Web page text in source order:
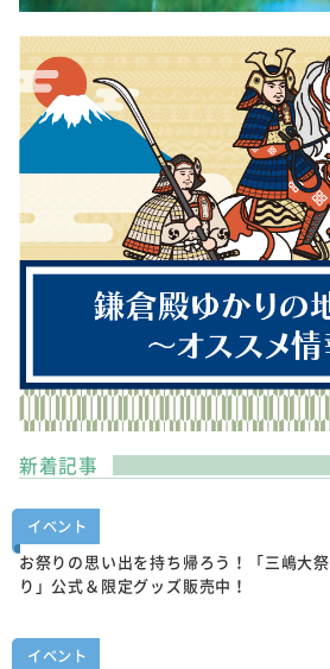
新着記事
イベント
お祭りの思い出を持ち帰ろう！「三嶋大祭
り」公式＆限定グッズ販売中！
イベント